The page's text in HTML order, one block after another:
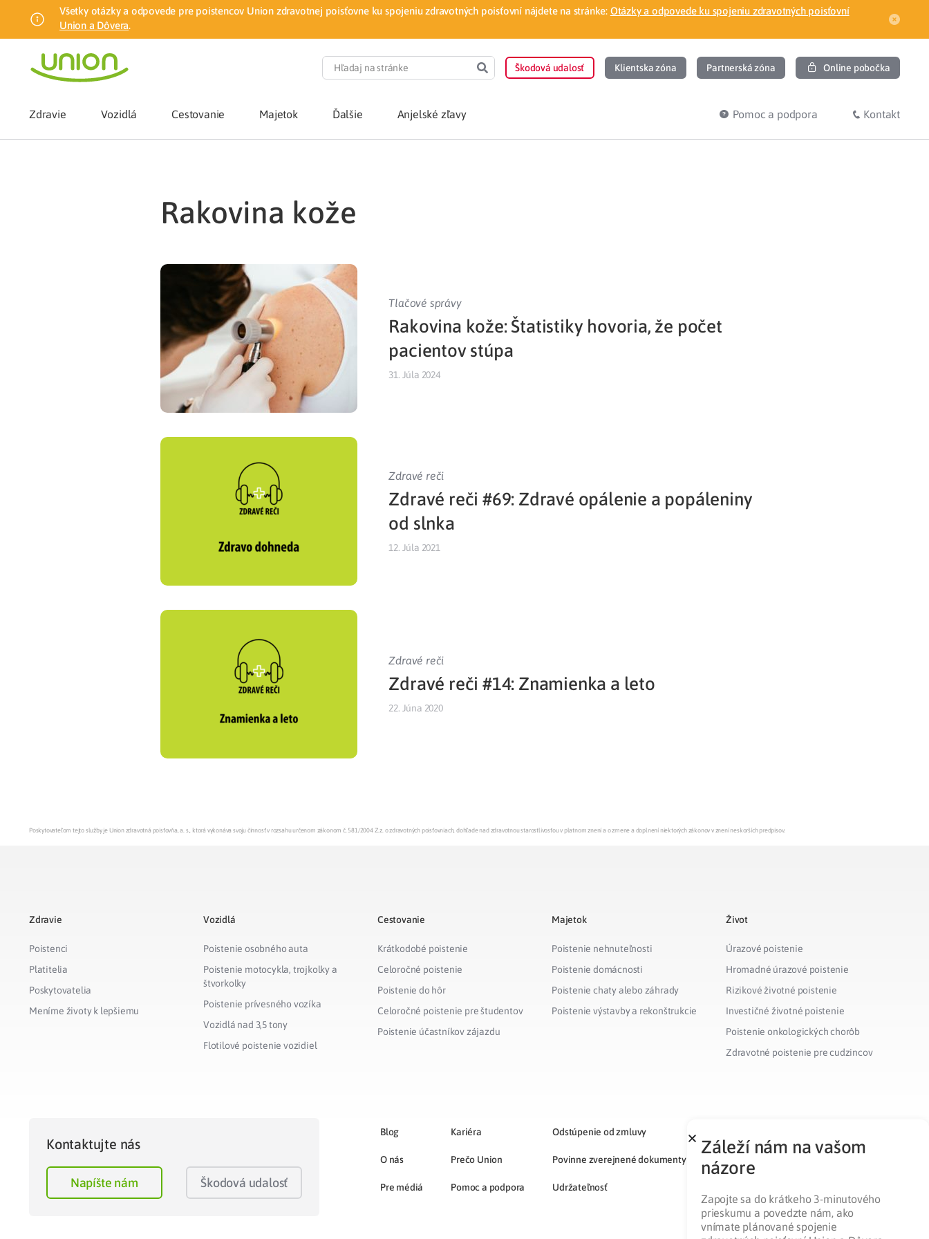
Všetky otázky a odpovede pre poistencov Union zdravotnej poisťovne ku spojeniu zdravotných poisťovní nájdete na stránke: Otázky a odpovede ku spojeniu zdravotných poisťovní
Union a Dôvera.
Škodová udalosť Klientska zóna Partnerská zóna Online pobočka
Zdravie
Zmena zdravotnej poisťovne
Poistenie novorodenca v pohodlí domova
Zdravotné poistenie pre cudzincov
Prečo Union
Liečba v zahraničí
Potvrdenie o neevidovaní
Vozidlá Cestovanie Majetok Ďalšie Anjelské zľavy Pomoc a podpora Kontakt
rakovina kože
Tlačové správy
Rakovina kože: Štatistiky hovoria, že počet
pacientov stúpa
31. Júla 2024
Zdravé reči
Zdravé reči #69: Zdravé opálenie a popáleniny
od slnka
12. Júla 2021
Zdravé reči
Zdravé reči #14: Znamienka a leto
22. Júna 2020
Poskytovateľom tejto služby je Union zdravotná poisťovňa, a. s., ktorá vykonáva svoju činnosť v rozsahu určenom zákonom č. 581/2004 Z.z. o zdravotných poisťovniach, dohľade nad zdravotnou starostlivosťou v platnom znení a o zmene a doplnení niektorých zákonov v znení neskorších predpisov.
Zdravie
Poistenci
Platitelia
Poskytovatelia
Meníme životy k lepšiemu
Vozidlá
Poistenie osobného auta
Poistenie motocykla, trojkolky a
štvorkolky
Poistenie prívesného vozíka
Vozidlá nad 3,5 tony
Flotilové poistenie vozidiel
Cestovanie
Krátkodobé poistenie
Celoročné poistenie
Poistenie do hôr
Celoročné poistenie pre študentov
Poistenie účastníkov zájazdu
Majetok
Poistenie nehnuteľnosti
Poistenie domácnosti
Poistenie chaty alebo záhrady
Poistenie výstavby a rekonštrukcie
Život
Úrazové poistenie
Hromadné úrazové poistenie
Rizikové životné poistenie
Investičné životné poistenie
Poistenie onkologických chorôb
Zdravotné poistenie pre cudzincov
Kontaktujte nás
Napíšte nám Škodová udalosť
Blog
O nás
Pre médiá
Kariéra
Prečo Union
Pomoc a podpora
Odstúpenie od zmluvy
Povinne zverejnené dokumenty
Udržateľnosť
Záleží nám na vašom
názore
Zapojte sa do krátkeho 3-minutového
prieskumu a povedzte nám, ako
vnímate plánované spojenie